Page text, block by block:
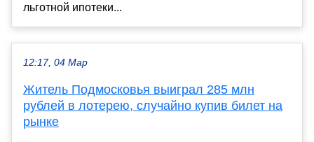
льготной ипотеки...
12:17, 04 Мар
Житель Подмосковья выиграл 285 млн
рублей в лотерею, случайно купив билет на
рынке